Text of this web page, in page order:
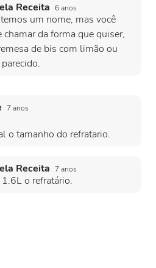
Receita 6 anos
um nome, mas você
chamar da forma que quiser,
de bis com limão ou
7 anos
o tamanho do refratario.
Receita 7 anos
o refratário.